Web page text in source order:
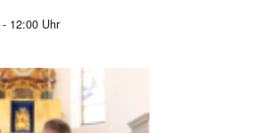
- 12:00 Uhr